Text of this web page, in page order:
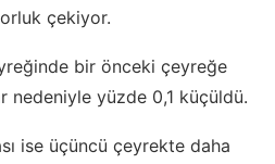
çekiyor.
bir önceki çeyreğe
nedeniyle yüzde 0,1 küçüldü.
ise üçüncü çeyrekte daha